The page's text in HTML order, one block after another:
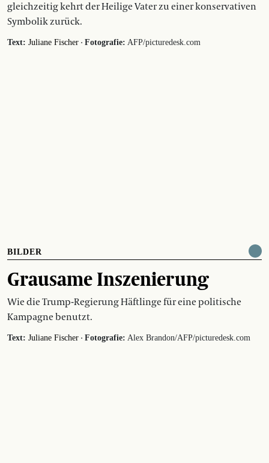
gleichzeitig kehrt der Heilige Vater zu einer konservativen
Symbolik zurück.
Text: Juliane Fischer · Fotografie: AFP/picturedesk.com
BILDER
Grausame Inszenierung
Wie die Trump-Regierung Häftlinge für eine politische
Kampagne benutzt.
Text: Juliane Fischer · Fotografie: Alex Brandon/AFP/picturedesk.com